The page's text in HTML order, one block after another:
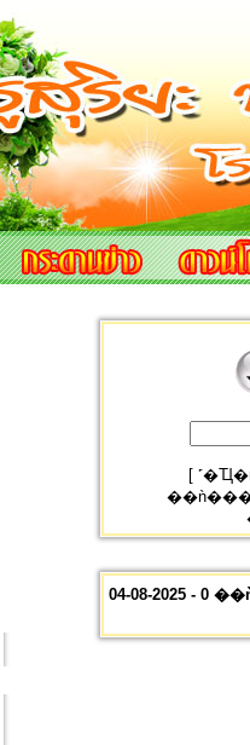
[
04-08-2025 -